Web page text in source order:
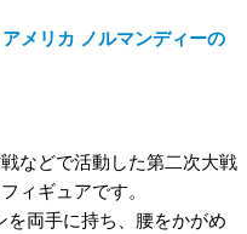
リカ ノルマンディーの
などで活動した第二次大戦
ィギュアです。
を両手に持ち、腰をかがめ